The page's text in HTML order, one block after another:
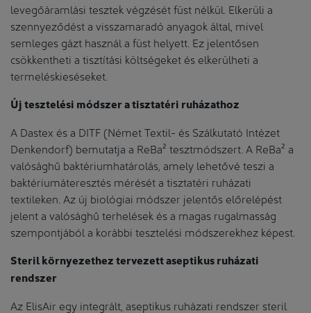
levegőáramlási tesztek végzését füst nélkül. Elkerüli a
szennyeződést a visszamaradó anyagok által, mivel
semleges gázt használ a füst helyett. Ez jelentősen
csökkentheti a tisztítási költségeket és elkerülheti a
termeléskieséseket.
Új tesztelési módszer a tisztatéri ruházathoz
A Dastex és a DITF (Német Textil- és Szálkutató Intézet
Denkendorf) bemutatja a ReBa² tesztmódszert. A ReBa² a
valósághű baktériumhatárolás, amely lehetővé teszi a
baktériumáteresztés mérését a tisztatéri ruházati
textileken. Az új biológiai módszer jelentős előrelépést
jelent a valósághű terhelések és a magas rugalmasság
szempontjából a korábbi tesztelési módszerekhez képest.
Steril környezethez tervezett aseptikus ruházati
rendszer
Az ElisAir egy integrált, aseptikus ruházati rendszer steril